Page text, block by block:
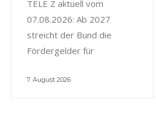
TELE Z aktuell vom
07.08.2026: Ab 2027
streicht der Bund die
Fördergelder für
7. August 2026